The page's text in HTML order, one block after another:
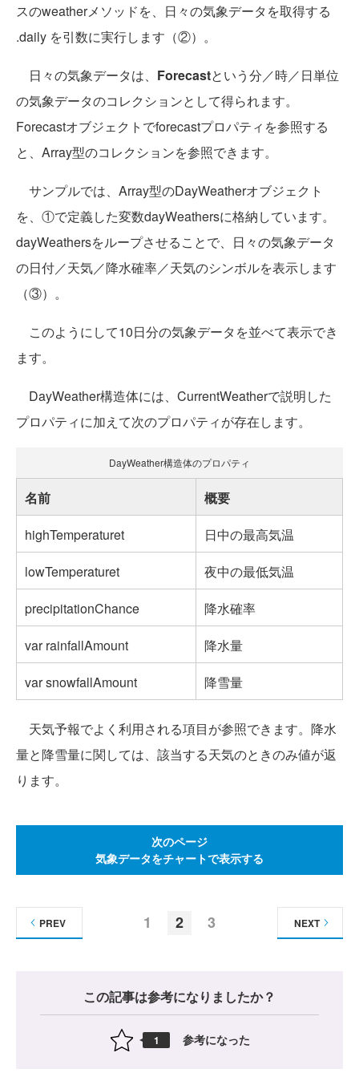
スのweatherメソッドを、日々の気象データを取得する
.daily を引数に実行します（②）。
日々の気象データは、 Forecastという分／時／日単位
の気象データのコレクションとして得られます。
Forecastオブジェクトでforecastプロパティを参照する
と、Array型のコレクションを参照できます。
サンプルでは、Array型のDayWeatherオブジェクト
を、①で定義した変数dayWeathersに格納しています。
dayWeathersをループさせることで、日々の気象データ
の日付／天気／降水確率／天気のシンボルを表示します
（③）。
このようにして10日分の気象データを並べて表示でき
ます。
DayWeather構造体には、CurrentWeatherで説明した
プロパティに加えて次のプロパティが存在します。
DayWeather構造体のプロパティ
名前
概要
highTemperaturet
日中の最高気温
lowTemperaturet
夜中の最低気温
precipitationChance
降水確率
var rainfallAmount
降水量
var snowfallAmount
降雪量
天気予報でよく利用される項目が参照できます。降水
量と降雪量に関しては、該当する天気のときのみ値が返
ります。
次のページ
気象データをチャートで表示する
1 2 3
PREV NEXT
この記事は参考になりましたか？
1 参考になった